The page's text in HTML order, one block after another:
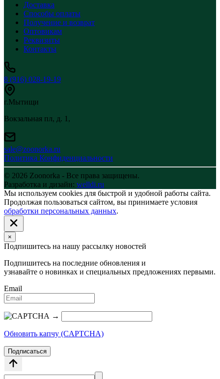
Доставка
Способы оплаты
Получение и возврат
Оптовикам
Реквизиты
Контакты
8 (916) 028-19-19
г.Мытищи
Вокзальная пл, д. 1,
sale@zoonorka.ru
Политика Конфиденциальности
© 2026 Zoonorka - Все права защищены.
Разработка и дизайн: welldi.ru
Мы используем cookies для быстрой и удобной работы сайта.
Продолжая пользоваться сайтом, вы принимаете условия
обработки персональных данных.
×
Подпишитесь на нашу рассылку новостей
Подпишитесь на последние обновления и
узнавайте о новинках и специальных предложениях первыми.
Email
→
Обновить капчу (CAPTCHA)
Подписаться